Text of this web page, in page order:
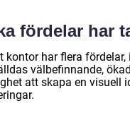
fördelar har
kontor har flera
välbefinnande,
att skapa en visuell